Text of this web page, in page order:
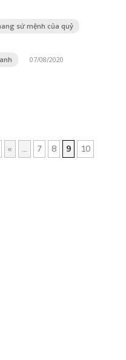
sứ mệnh của quỷ
07/08/2020
« ... 7 8 9
10